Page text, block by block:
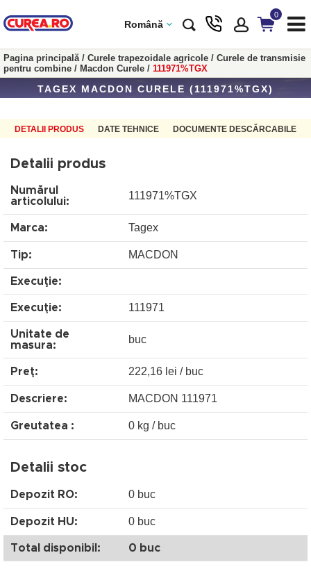
Română
0
Pagina principală/ Curele trapezoidale agricole / Curele de transmisie
pentru combine / Macdon Curele / 111971%TGX
TAGEX MACDON CURELE (111971%TGX)
DETALII PRODUS DATE TEHNICE DOCUMENTE DESCĂRCABILE
Detalii produs
Numărul
articolului:
111971%TGX
Marca: Tagex
Tip: MACDON
Execuţie:
Execuţie: 111971
Unitate de
masura:
buc
Preţ: 222,16 lei / buc
Descriere: MACDON 111971
Greutatea : 0 kg / buc
Detalii stoc
Depozit RO: 0 buc
Depozit HU: 0 buc
Total disponibil: 0 buc